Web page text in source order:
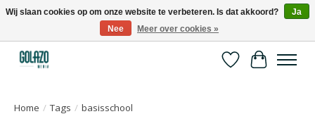
Kennispartner in sport, bewegen en gezondheid
Verlanglijst
Home / Tags / basisschool
Wij slaan cookies op om onze website te verbeteren. Is dat akkoord?
Ja
Nee
Meer over cookies »